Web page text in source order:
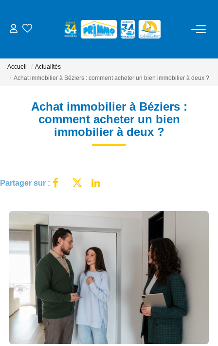
LOUER
ESTIMER
NOS SERVICES
NOS AGENCES
Qui Sommes Nous
Notre Équipe
Nos Actualités
Avis Clients
CONTACT
Accueil
Actualités
Achat immobilier à Béziers : comment acheter un bien immobilier à deux ?
Achat immobilier à Béziers :
comment acheter un bien
immobilier à deux ?
Partager sur :